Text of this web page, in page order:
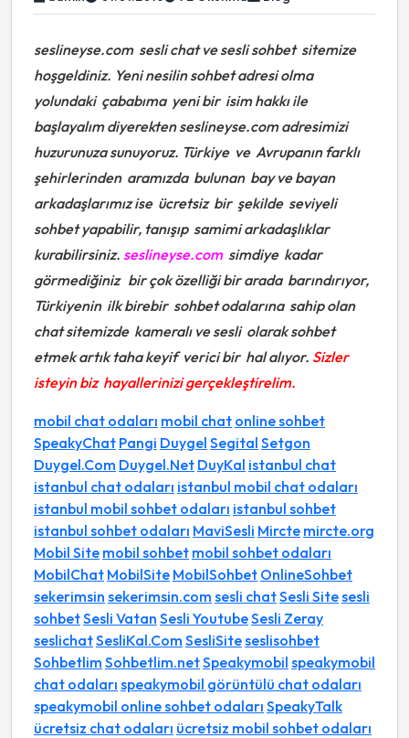
seslineyse.com sesli chat ve sesli sohbet sitemize
hoşgeldiniz. Yeni nesilin sohbet adresi olma
yolundaki çababıma yeni bir isim hakkı ile
başlayalım diyerekten seslineyse.com adresimizi
huzurunuza sunuyoruz. Türkiye ve Avrupanın farklı
şehirlerinden aramızda bulunan bay ve bayan
arkadaşlarımız ise ücretsiz bir şekilde seviyeli
sohbet yapabilir, tanışıp samimi arkadaşlıklar
kurabilirsiniz. seslineyse.com simdiye kadar
görmediğiniz bir çok özelliği bir arada barındırıyor,
Türkiyenin ilk birebir sohbet odalarına sahip olan
chat sitemizde kameralı ve sesli olarak sohbet
etmek artık taha keyif verici bir hal alıyor. Sizler
isteyin biz hayallerinizi gerçekleştirelim.
mobil chat odaları mobil chat online sohbet
SpeakyChat Pangi Duygel Segital Setgon
Duygel.Com Duygel.Net DuyKal istanbul chat
istanbul chat odaları istanbul mobil chat odaları
istanbul mobil sohbet odaları istanbul sohbet
istanbul sohbet odaları MaviSesli Mircte mircte.org
Mobil Site mobil sohbet mobil sohbet odaları
MobilChat MobilSite MobilSohbet OnlineSohbet
sekerimsin sekerimsin.com sesli chatSesli Sitesesli
sohbetSesli Vatan Sesli YoutubeSesli Zeray
seslichatSesliKal.Com SesliSiteseslisohbet
Sohbetlim Sohbetlim.netSpeakymobil speakymobil
chat odaları speakymobil görüntülü chat odaları
speakymobil online sohbet odaları SpeakyTalk
ücretsiz chat odaları ücretsiz mobil sohbet odaları